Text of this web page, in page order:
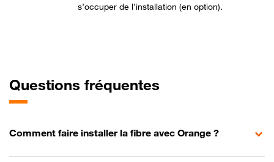
s’occuper de l’installation (en option).
Questions fréquentes
Comment faire installer la fibre avec Orange ?